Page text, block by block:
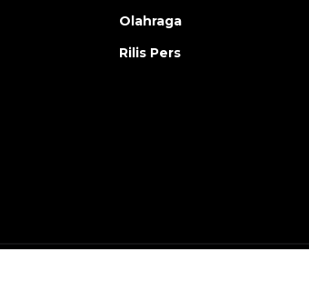
Olahraga
Rilis Pers